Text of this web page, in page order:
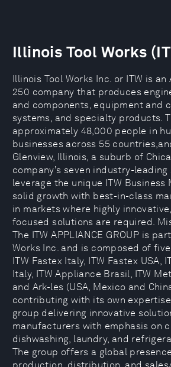
Illinois Tool Works
Illinois Tool Works Inc. or ITW is
250 company that produces
and components, equipment and
systems, and specialty products.
approximately 48,000 people in
businesses across 55
Glenview, Illinois, a suburb of
company’s seven industry-
leverage the unique ITW Business
solid growth with best-in-class
in markets where highly
focused solutions are required.
The ITW APPLIANCE GROUP is
Works Inc. and is composed of
ITW Fastex Italy, ITW Fastex USA,
Italy, ITW Appliance Brasil, ITW
and Ark-les (USA, Mexico and
contributing with its own
group delivering innovative
manufacturers with emphasis on
dishwashing, laundry, and
The group offers a global